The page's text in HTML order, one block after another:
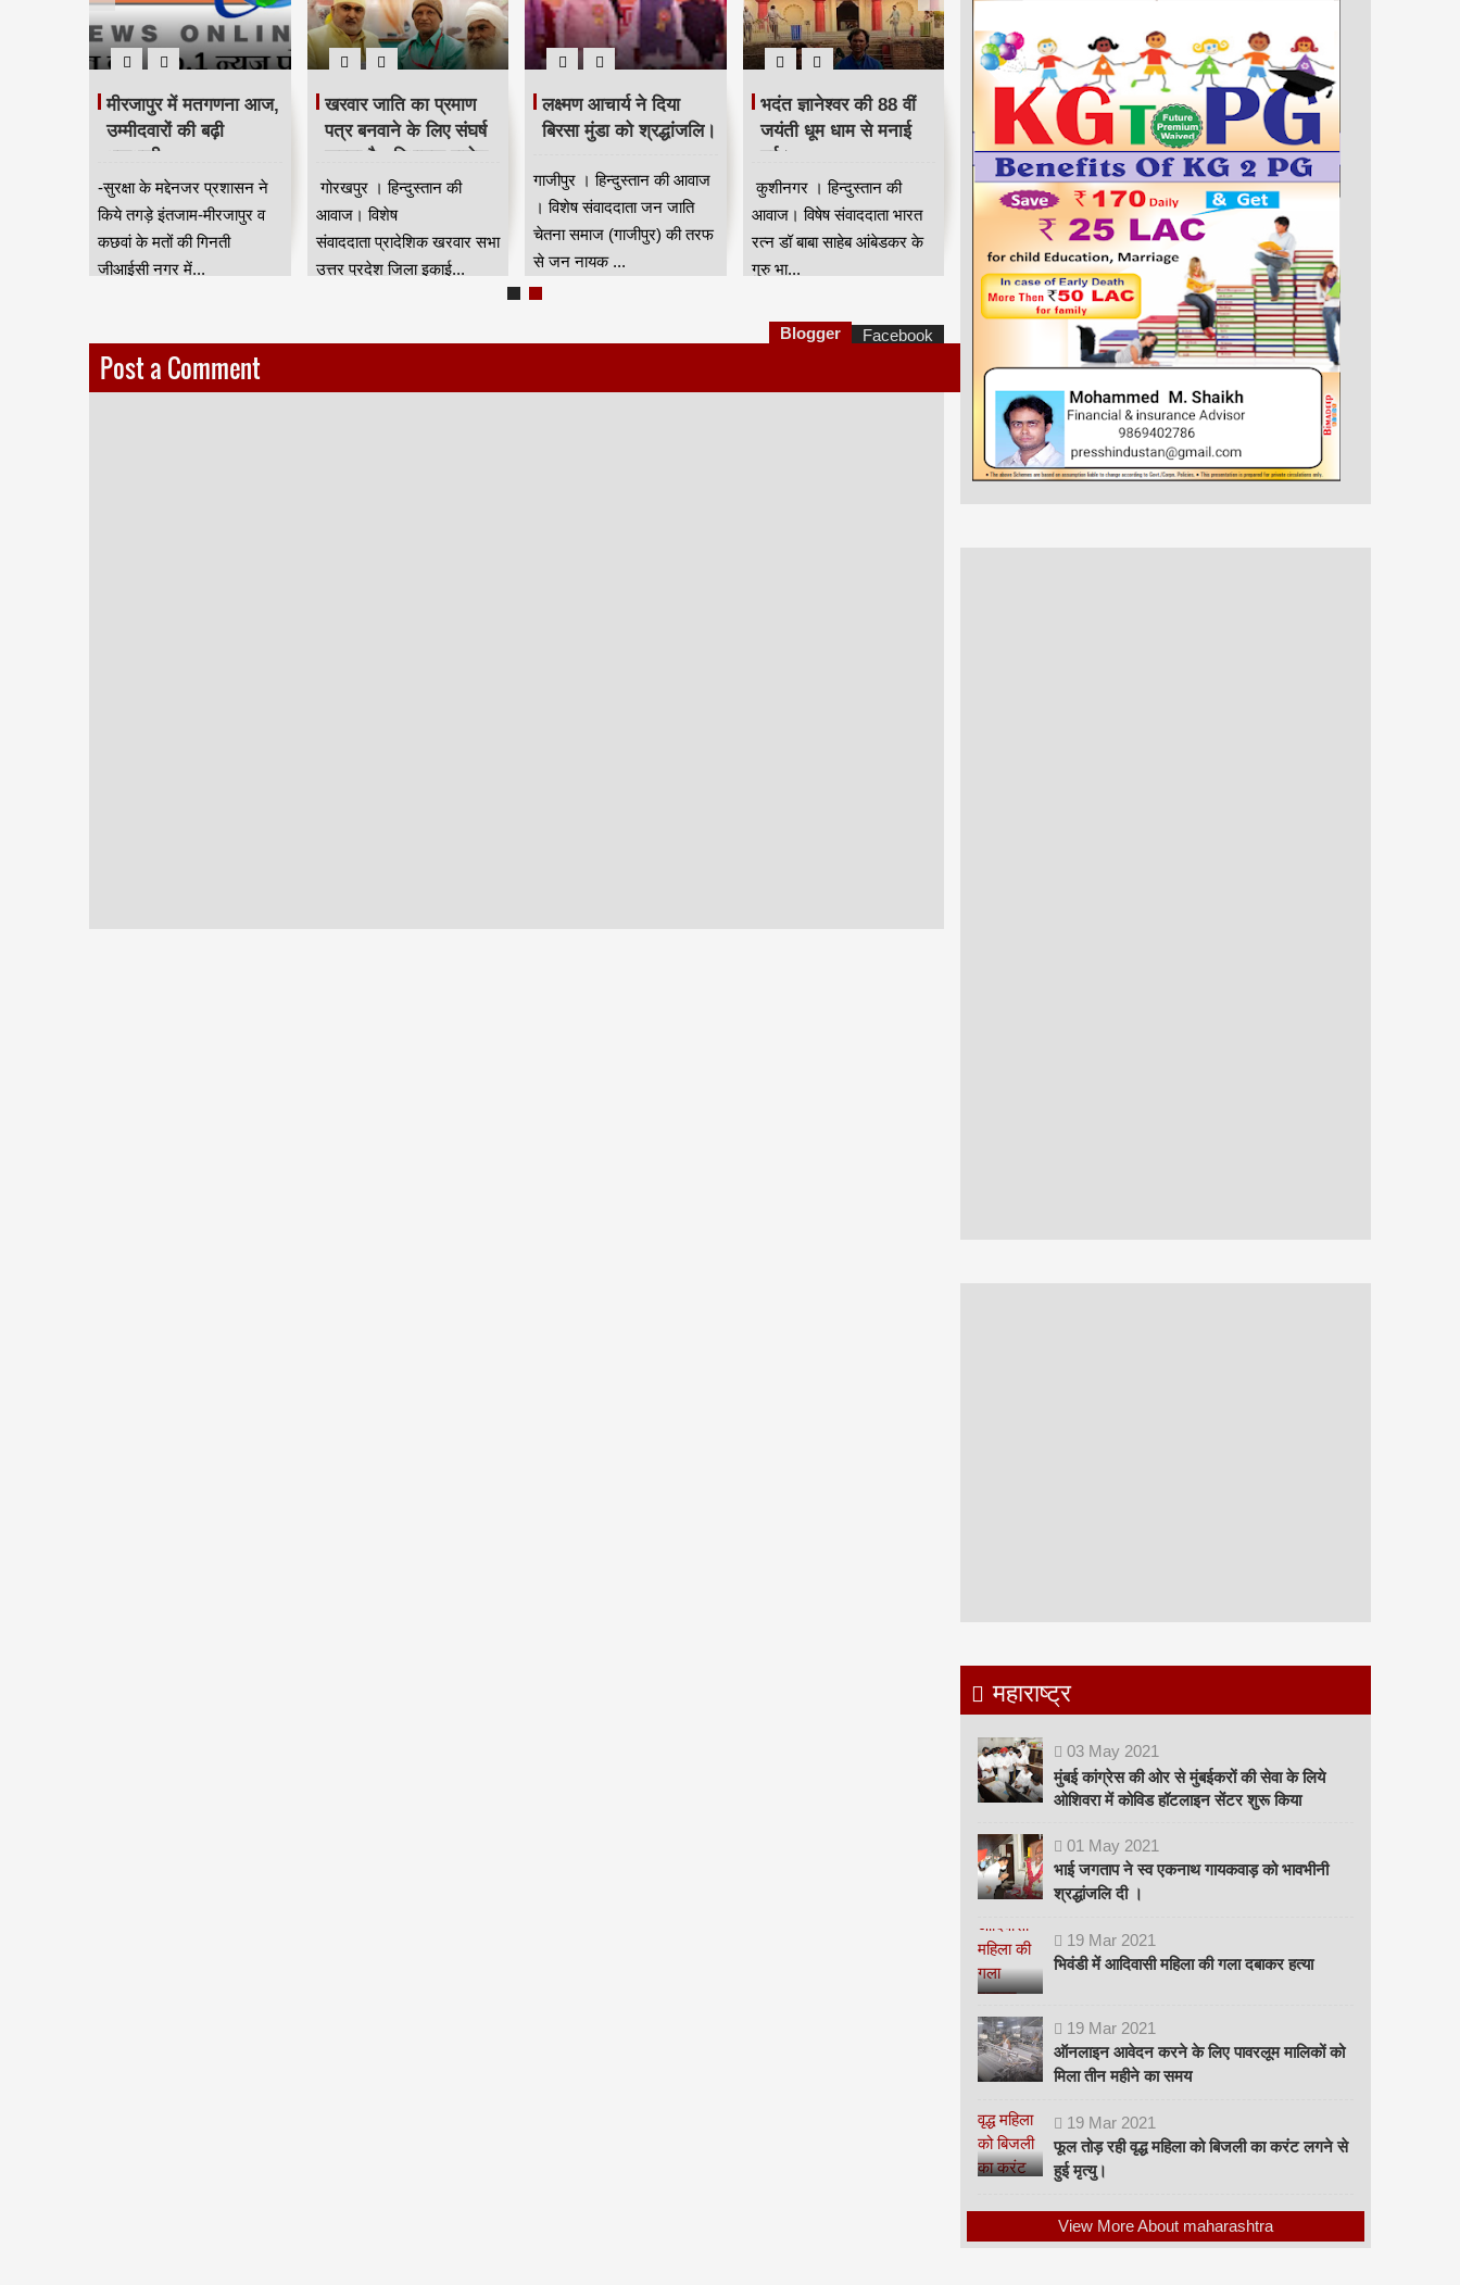
मीरजापुर में मतगणना आज,
उम्मीदवारों की बढ़ी
धुकधुकी
-सुरक्षा के मद्देनजर प्रशासन ने
किये तगड़े इंतजाम-मीरजापुर व
कछवां के मतों की गिनती
जीआईसी नगर में...
खरवार जाति का प्रमाण
पत्र बनवाने के लिए संघर्ष
करना है - विधायक राजेश
त्रिपाठी
गोरखपुर । हिन्दुस्तान की
आवाज। विशेष
संवाददाता प्रादेशिक खरवार सभा
उत्तर प्रदेश जिला इकाई...
लक्ष्मण आचार्य ने दिया
बिरसा मुंडा को श्रद्धांजलि।
गाजीपुर । हिन्दुस्तान की आवाज
। विशेष संवाददाता जन जाति
चेतना समाज (गाजीपुर) की तरफ
से जन नायक ...
भदंत ज्ञानेश्वर की 88 वीं
जयंती धूम धाम से मनाई
गई।
कुशीनगर । हिन्दुस्तान की
आवाज। विषेष संवाददाता भारत
रत्न डॉ बाबा साहेब आंबेडकर के
गुरु भा...
Post a Comment
Blogger Facebook
महाराष्ट्र
03 May 2021
मुंबई कांग्रेस की ओर से मुंबईकरों की सेवा के लिये
ओशिवरा में कोविड हॉटलाइन सेंटर शुरू किया
01 May 2021
भाई जगताप ने स्व एकनाथ गायकवाड़ को भावभीनी
श्रद्धांजलि दी ।
19 Mar 2021
भिवंडी में आदिवासी महिला की गला दबाकर हत्या
19 Mar 2021
ऑनलाइन आवेदन करने के लिए पावरलूम मालिकों को
मिला तीन महीने का समय
19 Mar 2021
फूल तोड़ रही वृद्ध महिला को बिजली का करंट लगने से
हुई मृत्यु।
View More About maharashtra